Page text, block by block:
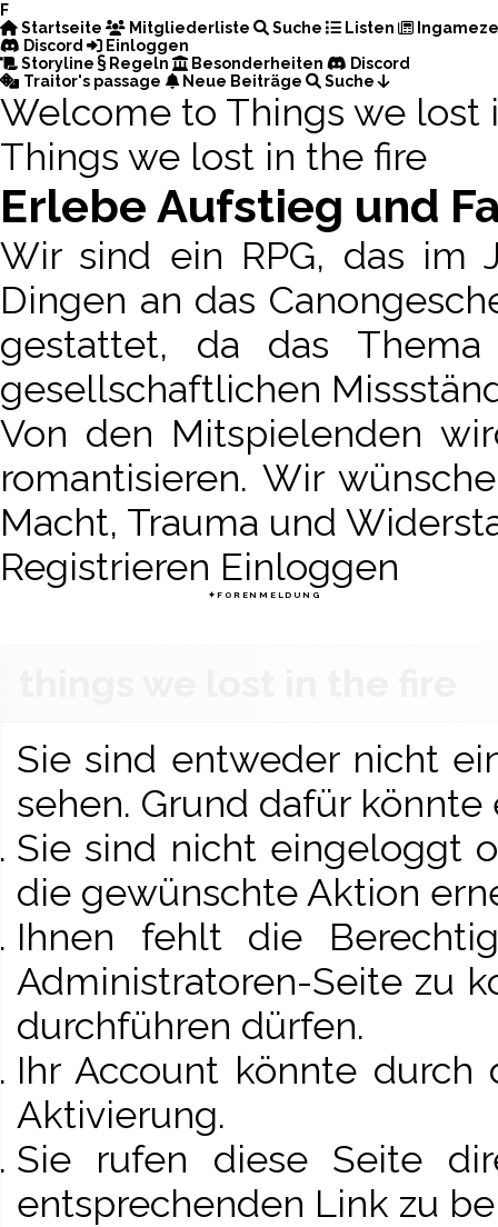
F
Startseite
Mitgliederliste Suche Listen
Discord
Einloggen
Storyline
Regeln Besonderheiten
Discord
Traitor's passage
Neue Beiträge Suche
Welcome to Things we
Things we lost in the fire
Erlebe Aufstieg und
Wir sind ein RPG, das im
Dingen an das
gestattet, da das
gesellschaftlichen
Von den Mitspielenden
romantisieren. Wir
Macht, Trauma und
Registrieren Einloggen
✦︎FORENMELDUNG
Sie sind entweder nicht
sehen. Grund dafür
Sie sind nicht eingeloggt
die gewünschte Aktion
Ihnen fehlt die
Administratoren-Seite zu
durchführen dürfen.
Ihr Account könnte
Aktivierung.
Sie rufen diese Seite
entsprechenden Link zu